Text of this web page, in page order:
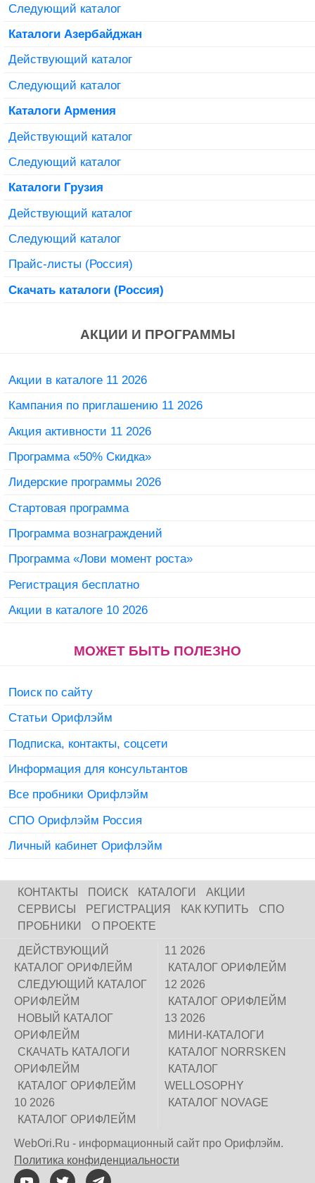
Следующий каталог
Каталоги Азербайджан
Действующий каталог
Следующий каталог
Каталоги Армения
Действующий каталог
Следующий каталог
Каталоги Грузия
Действующий каталог
Следующий каталог
Прайс-листы (Россия)
Скачать каталоги (Россия)
АКЦИИ И ПРОГРАММЫ
Акции в каталоге 11 2026
Кампания по приглашению 11 2026
Акция активности 11 2026
Программа «50% Скидка»
Лидерские программы 2026
Стартовая программа
Программа вознаграждений
Программа «Лови момент роста»
Регистрация бесплатно
Акции в каталоге 10 2026
МОЖЕТ БЫТЬ ПОЛЕЗНО
Поиск по сайту
Статьи Орифлэйм
Подписка, контакты, соцсети
Информация для консультантов
Все пробники Орифлэйм
СПО Орифлэйм Россия
Личный кабинет Орифлэйм
КОНТАКТЫ ПОИСК КАТАЛОГИ
АКЦИИ
СЕРВИСЫ
РЕГИСТРАЦИЯ КАК КУПИТЬ
СПО
ПРОБНИКИ
О ПРОЕКТЕ
ДЕЙСТВУЮЩИЙ
КАТАЛОГ ОРИФЛЕЙМ
СЛЕДУЮЩИЙ КАТАЛОГ
ОРИФЛЕЙМ
НОВЫЙ КАТАЛОГ
ОРИФЛЕЙМ
СКАЧАТЬ КАТАЛОГИ
ОРИФЛЕЙМ
КАТАЛОГ ОРИФЛЕЙМ
10 2026
КАТАЛОГ ОРИФЛЕЙМ
11 2026
КАТАЛОГ ОРИФЛЕЙМ
12 2026
КАТАЛОГ ОРИФЛЕЙМ
13 2026
МИНИ-КАТАЛОГИ
КАТАЛОГ NORRSKEN
КАТАЛОГ
WELLOSOPHY
КАТАЛОГ NOVAGE
WebOri.Ru - информационный сайт про Орифлэйм.
Политика конфиденциальности